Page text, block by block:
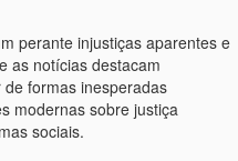
perante injustiças aparentes e
as notícias destacam
formas inesperadas
modernas sobre justiça
sociais.